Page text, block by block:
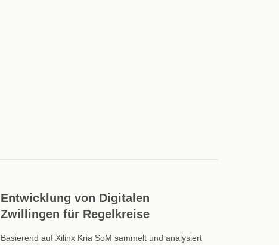
Entwicklung von Digitalen
Zwillingen für Regelkreise
Basierend auf Xilinx Kria SoM sammelt und analysiert